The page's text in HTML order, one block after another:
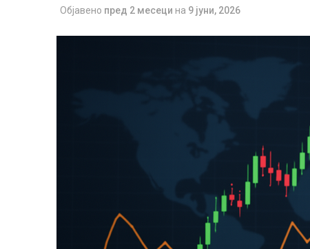
Објавено пред 2 месеци на 9 јуни, 2026